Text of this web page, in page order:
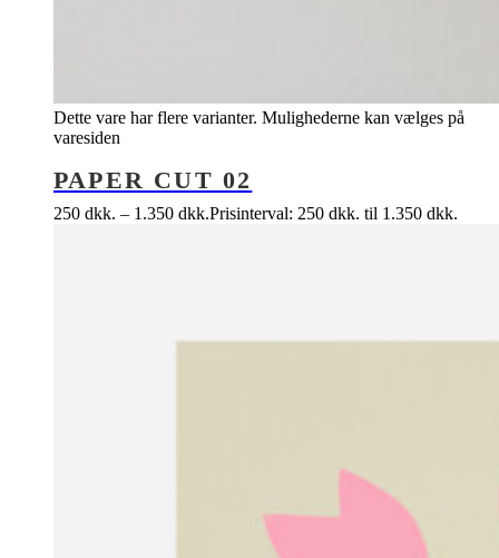
Dette vare har flere varianter. Mulighederne kan vælges på
varesiden
PAPER CUT 02
250 dkk. – 1.350 dkk.Prisinterval: 250 dkk. til 1.350 dkk.